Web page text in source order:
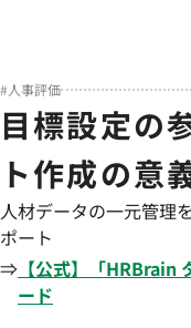
#人事評価
目標設定の
ト作成の意
人材データの一元管理
ポート
⇒ 【公式】「HRBrain
ード